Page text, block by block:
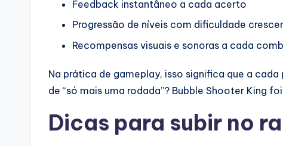
Feedback instantâneo a cada acerto
Progressão de níveis com dificuldade
Recompensas visuais e sonoras a cada
Na prática de gameplay, isso significa que a
de “só mais uma rodada”? Bubble Shooter King
Dicas para subir no